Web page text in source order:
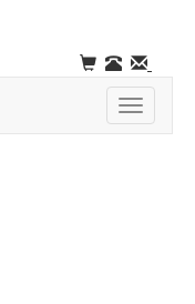
Toggle